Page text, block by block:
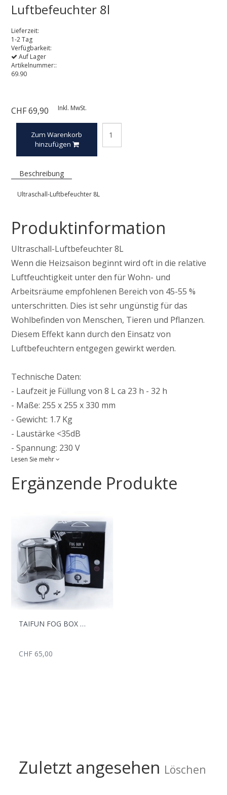
Luftbefeuchter 8l
Lieferzeit:
1-2 Tag
Verfügbarkeit:
Auf Lager
Artikelnummer::
69.90
CHF 69,90 Inkl. MwSt.
Zum Warenkorb
hinzufügen
Beschreibung
Ultraschall-Luftbefeuchter 8L
Produktinformation
Ultraschall-Luftbefeuchter 8L
Wenn die Heizsaison beginnt wird oft in die relative
Luftfeuchtigkeit unter den für Wohn- und
Arbeitsräume empfohlenen Bereich von 45-55 %
unterschritten. Dies ist sehr ungünstig für das
Wohlbefinden von Menschen, Tieren und Pflanzen.
Diesem Effekt kann durch den Einsatz von
Luftbefeuchtern entgegen gewirkt werden.
Technische Daten:
- Laufzeit je Füllung von 8 L ca 23 h - 32 h
- Maße: 255 x 255 x 330 mm
- Gewicht: 1.7 Kg
- Laustärke <35dB
- Spannung: 230 V
- Leistung: 32 W
- Tank-Kapazität: 8 L
- Wasser Menge pro Stunde: ca 250ml/h - 350ml/h
verwenden.
Lesen Sie mehr
Ergänzende Produkte
TAIFUN FOG BOX LUFBEFEUCHTER 4.5L
CHF 65,00
Zuletzt angesehen Löschen